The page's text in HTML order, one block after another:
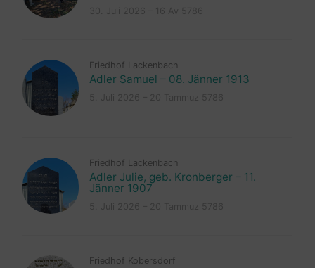
Friedhof Lackenbach
Adler Samuel – 08. Jänner 1913
Friedhof Lackenbach
Adler Julie, geb. Kronberger – 11.
Jänner 1907
Friedhof Kobersdorf